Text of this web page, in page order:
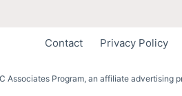
Contact Privacy Policy
Associates Program, an affiliate